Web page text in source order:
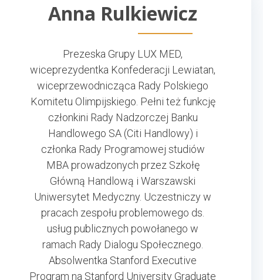
Anna Rulkiewicz
Prezeska Grupy LUX MED,
wiceprezydentka Konfederacji Lewiatan,
wiceprzewodnicząca Rady Polskiego
Komitetu Olimpijskiego. Pełni też funkcję
członkini Rady Nadzorczej Banku
Handlowego SA (Citi Handlowy) i
członka Rady Programowej studiów
MBA prowadzonych przez Szkołę
Główną Handlową i Warszawski
Uniwersytet Medyczny. Uczestniczy w
pracach zespołu problemowego ds.
usług publicznych powołanego w
ramach Rady Dialogu Społecznego.
Absolwentka Stanford Executive
Program na Stanford University Graduate